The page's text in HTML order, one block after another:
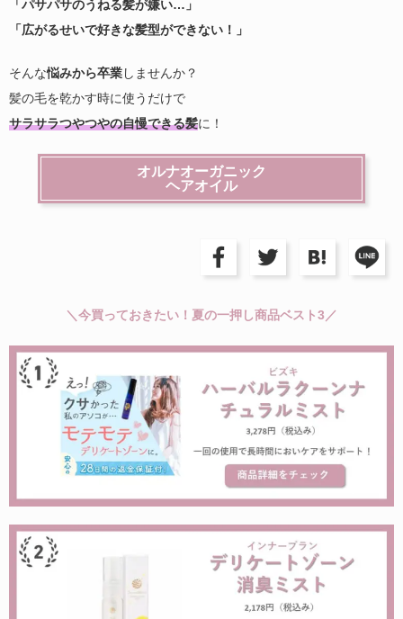
「パサパサのうねる髪が嫌い…」
「広がるせいで好きな髪型ができない！」
そんな悩みから卒業しませんか？
髪の毛を乾かす時に使うだけで
サラサラつやつやの自慢できる髪に！
オルナオーガニック
ヘアオイル
＼今買っておきたい！夏の一押し商品ベスト3／